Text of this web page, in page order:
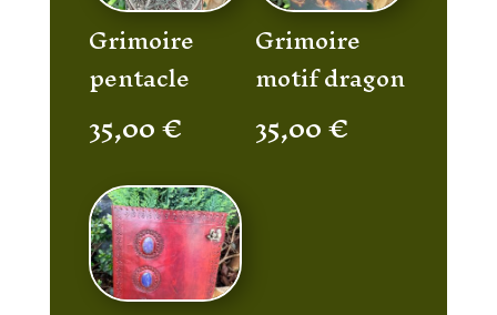
Grimoire
pentacle
35,00€
Grimoire
motif dragon
35,00€